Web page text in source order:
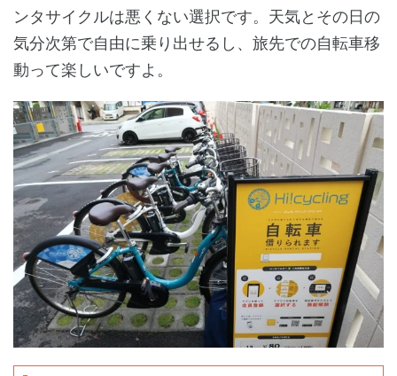
ンタサイクルは悪くない選択です。天気とその日の
気分次第で自由に乗り出せるし、旅先での自転車移
動って楽しいですよ。